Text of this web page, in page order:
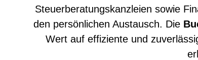
Steuerberatungskanzleien sowie
den persönlichen Austausch. Die
Wert auf effiziente und